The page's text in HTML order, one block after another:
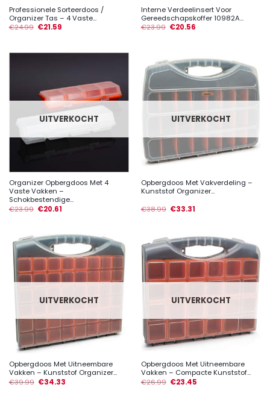
Professionele Sorteerdoos /
Organizer Tas – 4 Vaste...
€24.99 €21.59
Interne Verdeelinsert Voor
Gereedschapskoffer 10982A...
€23.99 €20.56
UITVERKOCHT
Organizer Opbergdoos Met 4
Vaste Vakken –
Schokbestendige...
€23.99 €20.61
UITVERKOCHT
Opbergdoos Met Vakverdeling –
Kunststof Organizer...
€38.99 €33.31
UITVERKOCHT
Opbergdoos Met Uitneembare
Vakken – Kunststof Organizer...
€39.99 €34.33
UITVERKOCHT
Opbergdoos Met Uitneembare
Vakken – Compacte Kunststof...
€26.99 €23.45